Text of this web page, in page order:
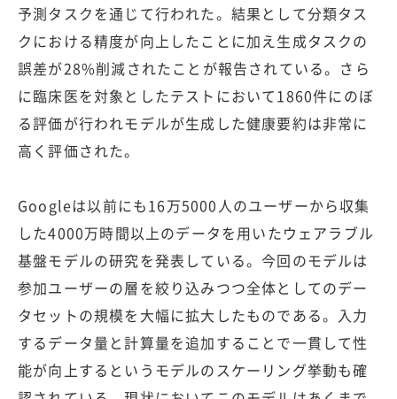
予測タスクを通じて行われた。結果として分類タス
クにおける精度が向上したことに加え生成タスクの
誤差が28%削減されたことが報告されている。さら
に臨床医を対象としたテストにおいて1860件にのぼ
る評価が行われモデルが生成した健康要約は非常に
高く評価された。
Googleは以前にも16万5000人のユーザーから収集
した4000万時間以上のデータを用いたウェアラブル
基盤モデルの研究を発表している。今回のモデルは
参加ユーザーの層を絞り込みつつ全体としてのデー
タセットの規模を大幅に拡大したものである。入力
するデータ量と計算量を追加することで一貫して性
能が向上するというモデルのスケーリング挙動も確